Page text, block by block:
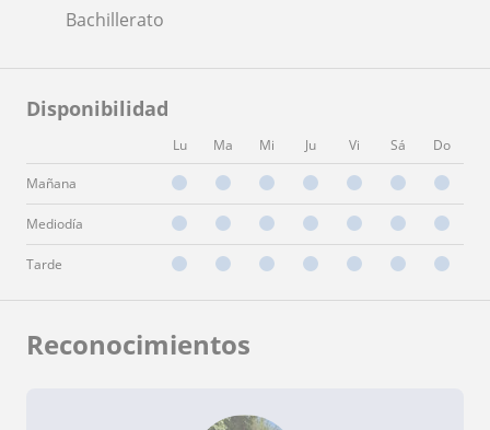
Bachillerato
Disponibilidad
Lu Ma Mi Ju Vi Sá Do
Mañana
Mediodía
Tarde
Reconocimientos